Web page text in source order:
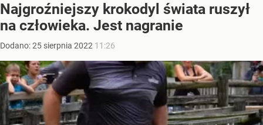
Najgroźniejszy krokodyl świata ruszył
na człowieka. Jest nagranie
Dodano:25 sierpnia 2022 11:26